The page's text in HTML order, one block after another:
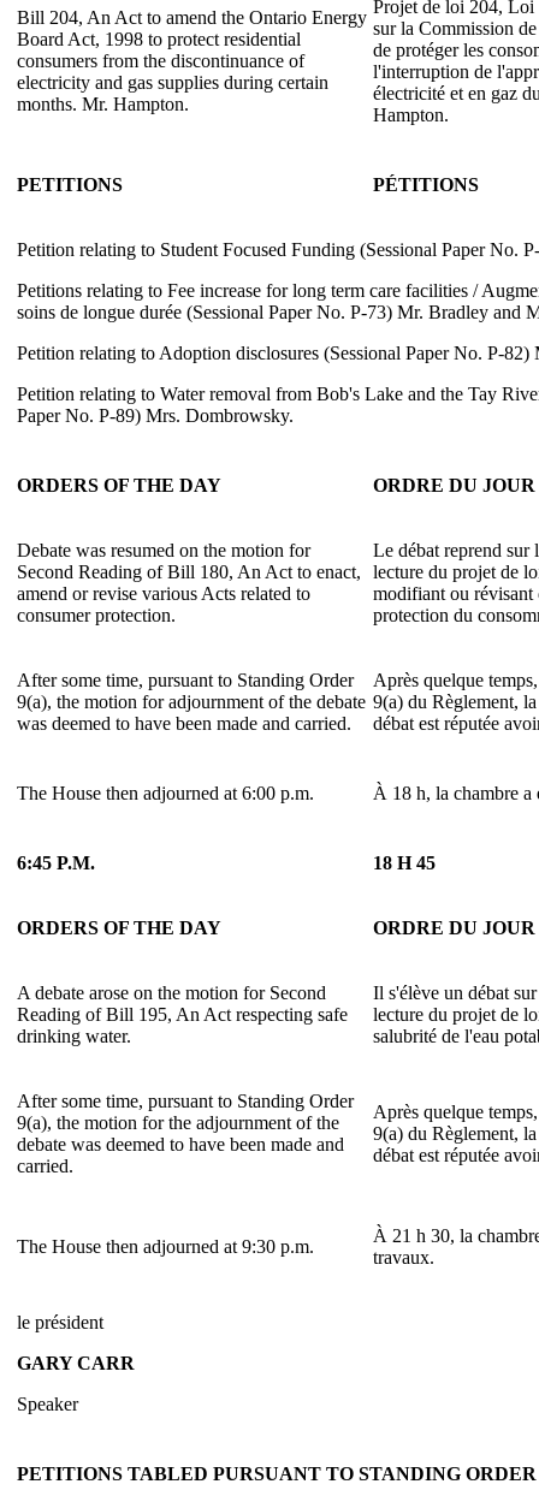
Bill 204, An Act to amend the Ontario Energy
Board Act, 1998 to protect residential
consumers from the discontinuance of
electricity and gas supplies during certain
months. Mr. Hampton.
Projet de loi 204,
sur la Commission
de protéger les
l'interruption de
électricité et en gaz
Hampton.
PETITIONS PÉTITIONS
Petition relating to Student Focused Funding (Sessional Paper No.
Petitions relating to Fee increase for long term care facilities /
soins de longue durée (Sessional Paper No. P-73) Mr. Bradley and
Petition relating to Adoption disclosures (Sessional Paper No. P-82)
Petition relating to Water removal from Bob's Lake and the Tay
Paper No. P-89) Mrs. Dombrowsky.
ORDERS OF THE DAY ORDRE DU JOUR
Debate was resumed on the motion for
Second Reading of Bill 180, An Act to enact,
amend or revise various Acts related to
consumer protection.
Le débat reprend sur
lecture du projet de
modifiant ou révisant
protection du
After some time, pursuant to Standing Order
9(a), the motion for adjournment of the debate
was deemed to have been made and carried.
Après quelque
9(a) du Règlement,
débat est réputée
The House then adjourned at 6:00 p.m. À 18 h, la chambre a
6:45 P.M. 18 H 45
ORDERS OF THE DAY ORDRE DU JOUR
A debate arose on the motion for Second
Reading of Bill 195, An Act respecting safe
drinking water.
Il s'élève un débat
lecture du projet de
salubrité de l'eau
After some time, pursuant to Standing Order
9(a), the motion for the adjournment of the
debate was deemed to have been made and
carried.
Après quelque
9(a) du Règlement,
débat est réputée
The House then adjourned at 9:30 p.m.
À 21 h 30, la
travaux.
le président
GARY CARR
Speaker
PETITIONS TABLED PURSUANT TO STANDING ORDER